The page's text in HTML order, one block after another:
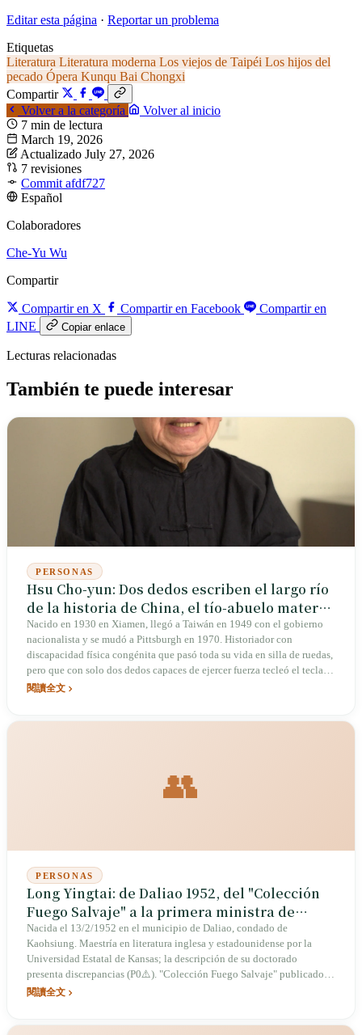
Editar esta página · Reportar un problema
Etiquetas
Literatura Literatura moderna Los viejos de Taipéi Los hijos del
pecado Ópera Kunqu Bai Chongxi
Compartir
Volver a la categoría
Volver al inicio
7 min de lectura
March 19, 2026
Actualizado July 27, 2026
7 revisiones
Commit afdf727
Español
Colaboradores
Che-Yu Wu
Compartir
Compartir en X Compartir en Facebook
Compartir en
LINE
Copiar enlace
Lecturas relacionadas
También te puede interesar
PERSONAS
Hsu Cho-yun: Dos dedos escriben el largo río
de la historia de China, el tío-abuelo materno
de Wang Leehom
Nacido en 1930 en Xiamen, llegó a Taiwán en 1949 con el gobierno
nacionalista y se mudó a Pittsburgh en 1970. Historiador con
discapacidad física congénita que pasó toda su vida en silla de ruedas,
pero que con solo dos dedos capaces de ejercer fuerza tecleó el teclado
para completar casi cuarenta obras. Ganador de la sexta edición del
閱讀全文
👥
PERSONAS
Long Yingtai: de Daliao 1952, del "Colección
Fuego Salvaje" a la primera ministra de
Cultura de Taiwán como intelectual pública
Nacida el 13/2/1952 en el municipio de Daliao, condado de
Kaohsiung. Maestría en literatura inglesa y estadounidense por la
Universidad Estatal de Kansas; la descripción de su doctorado
presenta discrepancias (P0⚠️). "Colección Fuego Salvaje" publicado
por primera vez en diciembre de 1985, reeditado 24 veces en 21 días,
閱讀全文